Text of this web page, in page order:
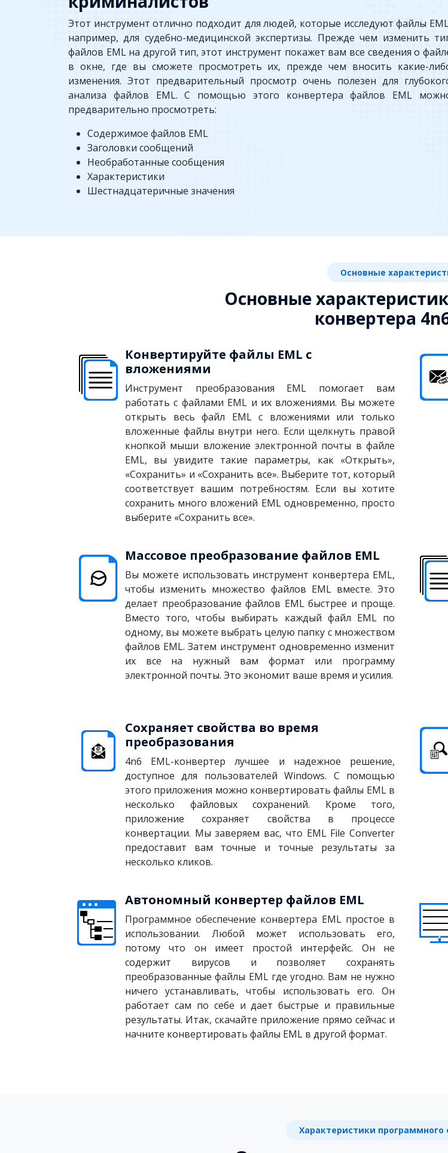
Этот инструмент отлично подходит для людей, которые исследуют файлы
например, для судебно-медицинской экспертизы. Прежде чем изменить
файлов EML на другой тип, этот инструмент покажет вам все сведения о
в окне, где вы сможете просмотреть их, прежде чем вносить какие-
изменения. Этот предварительный просмотр очень полезен для
анализа файлов EML. С помощью этого конвертера файлов EML
предварительно просмотреть:
Содержимое файлов EML
Заголовки сообщений
Необработанные сообщения
Характеристики
Шестнадцатеричные значения
Основные
Основные
конвертера
Конвертируйте файлы EML с
вложениями
Инструмент преобразования EML помогает вам
работать с файлами EML и их вложениями. Вы можете
открыть весь файл EML с вложениями или только
вложенные файлы внутри него. Если щелкнуть правой
кнопкой мыши вложение электронной почты в файле
EML, вы увидите такие параметры, как «Открыть»,
«Сохранить» и «Сохранить все». Выберите тот, который
соответствует вашим потребностям. Если вы хотите
сохранить много вложений EML одновременно, просто
выберите «Сохранить все».
Массовое преобразование файлов EML
Вы можете использовать инструмент конвертера EML,
чтобы изменить множество файлов EML вместе. Это
делает преобразование файлов EML быстрее и проще.
Вместо того, чтобы выбирать каждый файл EML по
одному, вы можете выбрать целую папку с множеством
файлов EML. Затем инструмент одновременно изменит
их все на нужный вам формат или программу
электронной почты. Это экономит ваше время и усилия.
Сохраняет свойства во время
преобразования
4n6 EML-конвертер лучшее и надежное решение,
доступное для пользователей Windows. С помощью
этого приложения можно конвертировать файлы EML в
несколько файловых сохранений. Кроме того,
приложение сохраняет свойства в процессе
конвертации. Мы заверяем вас, что EML File Converter
предоставит вам точные и точные результаты за
несколько кликов.
Автономный конвертер файлов EML
Программное обеспечение конвертера EML простое в
использовании. Любой может использовать его,
потому что он имеет простой интерфейс. Он не
содержит вирусов и позволяет сохранять
преобразованные файлы EML где угодно. Вам не нужно
ничего устанавливать, чтобы использовать его. Он
работает сам по себе и дает быстрые и правильные
результаты. Итак, скачайте приложение прямо сейчас и
начните конвертировать файлы EML в другой формат.
Характеристики программного